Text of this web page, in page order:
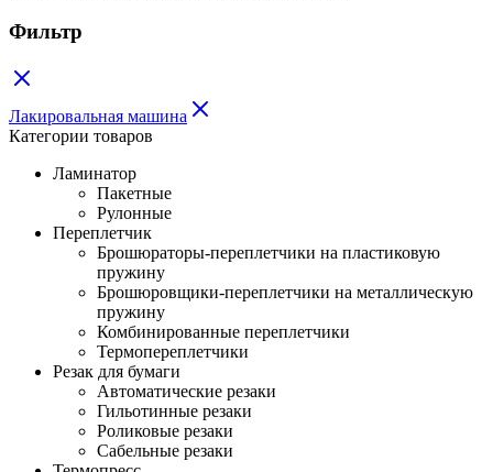
Фильтр
Лакировальная машина
Категории товаров
Ламинатор
Пакетные
Рулонные
Переплетчик
Брошюраторы-переплетчики на пластиковую
пружину
Брошюровщики-переплетчики на металлическую
пружину
Комбинированные переплетчики
Термопереплетчики
Резак для бумаги
Автоматические резаки
Гильотинные резаки
Роликовые резаки
Сабельные резаки